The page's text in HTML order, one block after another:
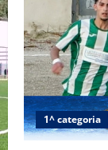
1^ categoria